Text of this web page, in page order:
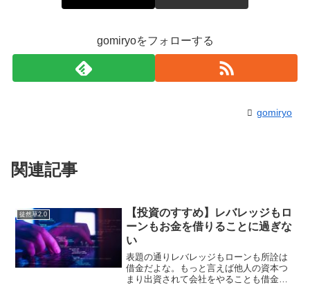
gomiryoをフォローする
gomiryo
関連記事
徒然草2.0
【投資のすすめ】レバレッジもロ
ーンもお金を借りることに過ぎな
い
表題の通りレバレッジもローンも所詮は
借金だよな。もっと言えば他人の資本つ
まり出資されて会社をやることも借金だ